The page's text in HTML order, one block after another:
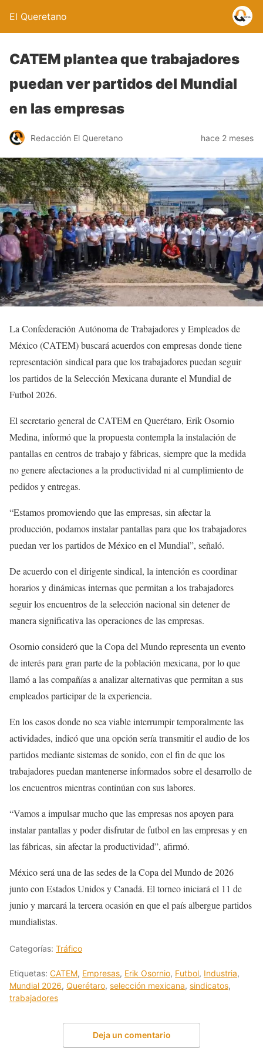
El Queretano
CATEM plantea que trabajadores
puedan ver partidos del Mundial
en las empresas
Redacción El Queretano hace 2 meses
La Confederación Autónoma de Trabajadores y Empleados de
México (CATEM) buscará acuerdos con empresas donde tiene
representación sindical para que los trabajadores puedan seguir
los partidos de la Selección Mexicana durante el Mundial de
Futbol 2026.
El secretario general de CATEM en Querétaro, Erik Osornio
Medina, informó que la propuesta contempla la instalación de
pantallas en centros de trabajo y fábricas, siempre que la medida
no genere afectaciones a la productividad ni al cumplimiento de
pedidos y entregas.
“Estamos promoviendo que las empresas, sin afectar la
producción, podamos instalar pantallas para que los trabajadores
puedan ver los partidos de México en el Mundial”, señaló.
De acuerdo con el dirigente sindical, la intención es coordinar
horarios y dinámicas internas que permitan a los trabajadores
seguir los encuentros de la selección nacional sin detener de
manera significativa las operaciones de las empresas.
Osornio consideró que la Copa del Mundo representa un evento
de interés para gran parte de la población mexicana, por lo que
llamó a las compañías a analizar alternativas que permitan a sus
empleados participar de la experiencia.
En los casos donde no sea viable interrumpir temporalmente las
actividades, indicó que una opción sería transmitir el audio de los
partidos mediante sistemas de sonido, con el fin de que los
trabajadores puedan mantenerse informados sobre el desarrollo de
los encuentros mientras continúan con sus labores.
“Vamos a impulsar mucho que las empresas nos apoyen para
instalar pantallas y poder disfrutar de futbol en las empresas y en
las fábricas, sin afectar la productividad”, afirmó.
México será una de las sedes de la Copa del Mundo de 2026
junto con Estados Unidos y Canadá. El torneo iniciará el 11 de
junio y marcará la tercera ocasión en que el país albergue partidos
mundialistas.
Categorías: Tráfico
Etiquetas: CATEM, Empresas, Erik Osornio, Futbol, Industria,
Mundial 2026, Querétaro, selección mexicana, sindicatos,
trabajadores
Deja un comentario